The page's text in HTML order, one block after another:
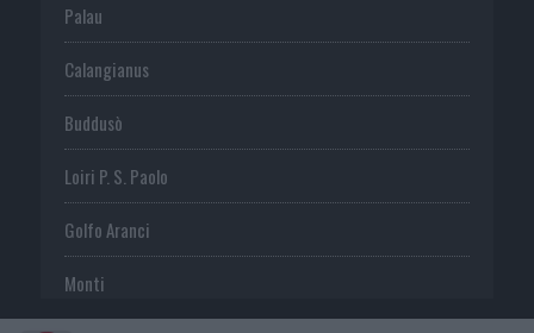
Palau
Calangianus
Buddusò
Loiri P. S. Paolo
Golfo Aranci
Monti